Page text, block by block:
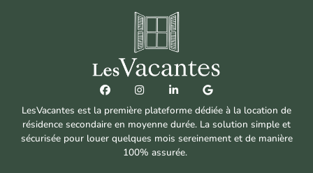
LesVacantes est la première plateforme dédiée à la location de
résidence secondaire en moyenne durée. La solution simple et
sécurisée pour louer quelques mois sereinement et de manière
100% assurée.